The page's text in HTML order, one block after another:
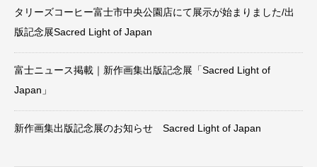
タリーズコーヒー富士市中央公園店にて展示が始まりました/出
版記念展Sacred Light of Japan
富士ニュース掲載｜新作画集出版記念展「Sacred Light of
Japan」
新作画集出版記念展のお知らせ Sacred Light of Japan